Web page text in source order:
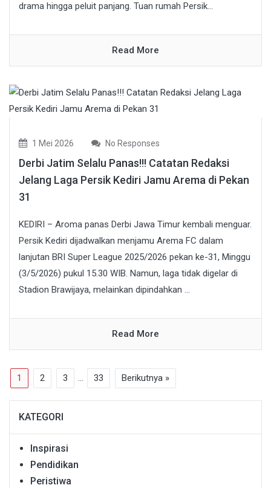
drama hingga peluit panjang. Tuan rumah Persik...
Read More
1 Mei 2026 No Responses
Derbi Jatim Selalu Panas!!! Catatan Redaksi
Jelang Laga Persik Kediri Jamu Arema di Pekan
31
KEDIRI – Aroma panas Derbi Jawa Timur kembali menguar.
Persik Kediri dijadwalkan menjamu Arema FC dalam
lanjutan BRI Super League 2025/2026 pekan ke-31, Minggu
(3/5/2026) pukul 15.30 WIB. Namun, laga tidak digelar di
Stadion Brawijaya, melainkan dipindahkan ...
Read More
1 2 3 … 33 Berikutnya »
KATEGORI
Inspirasi
Pendidikan
Peristiwa